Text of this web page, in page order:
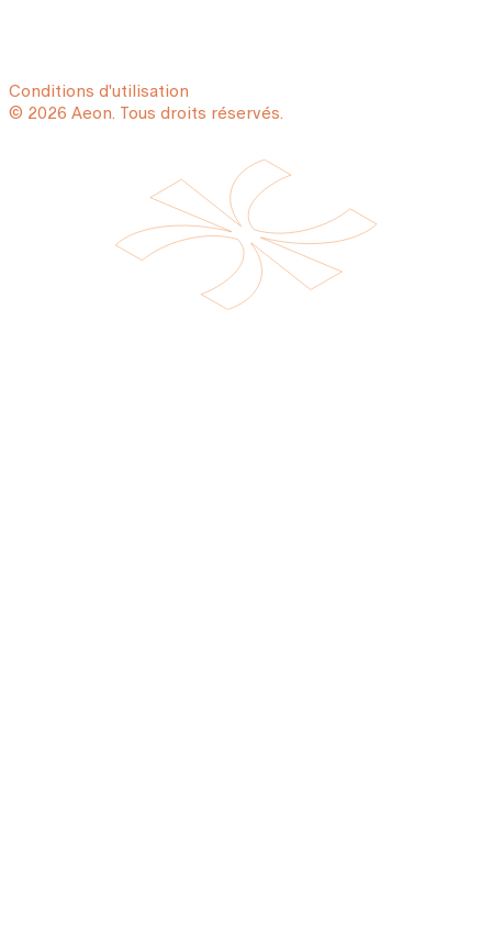
Conditions d'utilisation
© 2026 Aeon. Tous droits réservés.